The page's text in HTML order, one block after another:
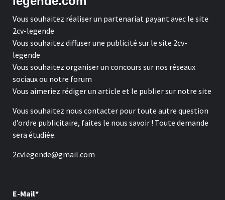
Vous souhaitez réaliser un partenariat payant avec le site
2cv-legende
Vous souhaitez diffuser une publicité sur le site 2cv-
legende
Vous souhaitez organiser un concours sur nos réseaux
sociaux ou notre forum
Vous aimeriez rédiger un article et le publier sur notre site
Vous souhaitez nous contacter pour toute autre question
d’ordre publicitaire, faites le nous savoir ! Toute demande
sera étudiée.
2cvlegende@gmail.com
E-Mail*